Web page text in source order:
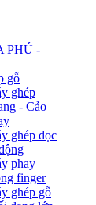
PHÚ -
gỗ
ghép
- Cảo
ghép dọc
phay
finger
ghép gỗ